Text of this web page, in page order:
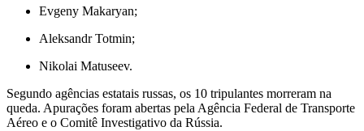
Evgeny Makaryan;
Aleksandr Totmin;
Nikolai Matuseev.
Segundo agências estatais russas, os 10 tripulantes morreram na
queda. Apurações foram abertas pela Agência Federal de Transporte
Aéreo e o Comitê Investigativo da Rússia.